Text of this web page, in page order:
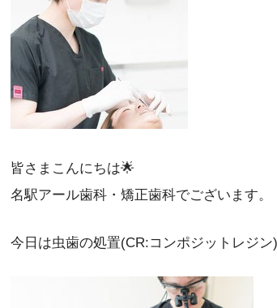
皆さまこんにちは🌟
名駅アール歯科・矯正歯科でございます。
今日は虫歯の処置(CR:コンポジットレジン